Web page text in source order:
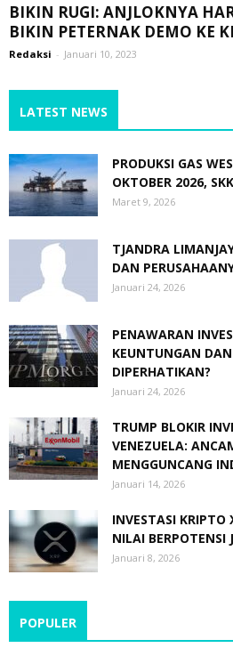
BIKIN RUGI: ANJLOKNYA
BIKIN PETERNAK DEMO KE
Redaksi - Januari 10, 2023
LATEST NEWS
PRODUKSI GAS
OKTOBER 2026,
Maret 9, 2026
TJANDRA
DAN
Januari 24, 2026
PENAWARAN
KEUNTUNGAN
DIPERHATIKAN?
Januari 24, 2026
TRUMP BLOKIR
VENEZUELA:
MENGGUNCANG
Januari 14, 2026
INVESTASI KRIPTO
NILAI BERPOTENSI
Januari 8, 2026
POPULER